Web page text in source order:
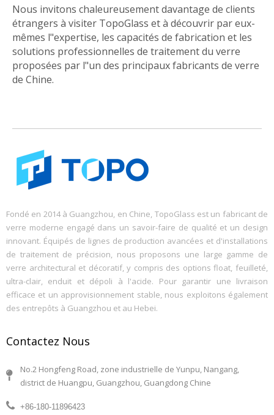
Nous invitons chaleureusement davantage de clients
étrangers à visiter TopoGlass et à découvrir par eux-
mêmes l"expertise, les capacités de fabrication et les
solutions professionnelles de traitement du verre
proposées par l"un des principaux fabricants de verre
de Chine.
Fondé en 2014 à Guangzhou, en Chine, TopoGlass est un fabricant de
verre moderne engagé dans un savoir-faire de qualité et un design
innovant. Équipés de lignes de production avancées et d'installations
de traitement de précision, nous proposons une large gamme de
verre architectural et décoratif, y compris des options float, feuilleté,
ultra-clair, enduit et dépoli à l'acide. Pour garantir une livraison
efficace et un approvisionnement stable, nous exploitons également
des entrepôts à Guangzhou et au Hebei.
Contactez Nous
No.2 Hongfeng Road, zone industrielle de Yunpu, Nangang,
district de Huangpu, Guangzhou, Guangdong Chine
+86-180-11896423